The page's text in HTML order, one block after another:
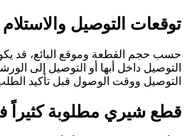
توقعات التوصيل والاستلام
حسب حجم القطعة وموقع البائع، قد
التوصيل داخل أبها أو التوصيل إلى
التوصيل ووقت الوصول قبل تأكيد
قطع شيري مطلوبة كثيراً